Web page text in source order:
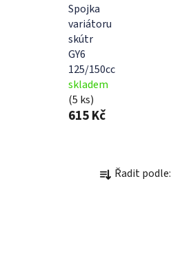
Spojka
variátoru
skútr
GY6
125/150cc
skladem
(5 ks)
615 Kč
a Řadit podle: